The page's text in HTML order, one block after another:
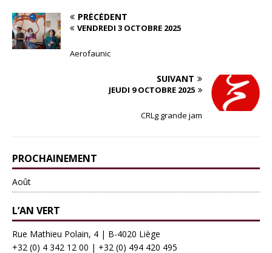
PRÉCÉDENT
VENDREDI 3 OCTOBRE 2025
Aerofaunic
SUIVANT
JEUDI 9 OCTOBRE 2025
CRLg grande jam
PROCHAINEMENT
Août
L’AN VERT
Rue Mathieu Polain, 4 | B-4020 Liège
+32 (0) 4 342 12 00 | +32 (0) 494 420 495